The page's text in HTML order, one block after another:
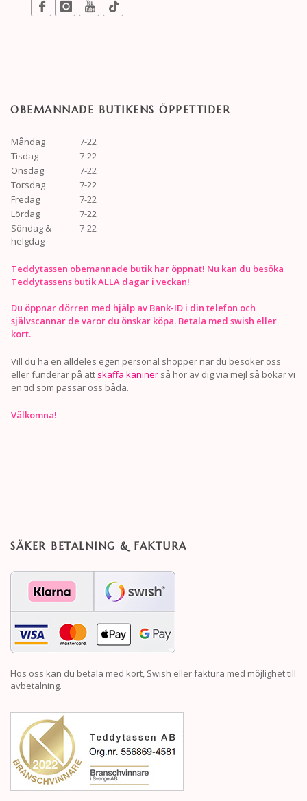
OBEMANNADE BUTIKENS ÖPPETTIDER
Måndag
7-22
Tisdag
7-22
Onsdag
7-22
Torsdag
7-22
Fredag
7-22
Lördag
7-22
Söndag &
helgdag
7-22
Teddytassen obemannade butik har öppnat! Nu kan du besöka
Teddytassens butik ALLA dagar i veckan!
Du öppnar dörren med hjälp av Bank-ID i din telefon och
självscannar de varor du önskar köpa. Betala med swish eller
kort.
Vill du ha en alldeles egen personal shopper när du besöker oss
eller funderar på att skaffa kaniner så hör av dig via mejl så bokar vi
en tid som passar oss båda.
Välkomna!
SÄKER BETALNING & FAKTURA
Hos oss kan du betala med kort, Swish eller faktura med möjlighet till
avbetalning.